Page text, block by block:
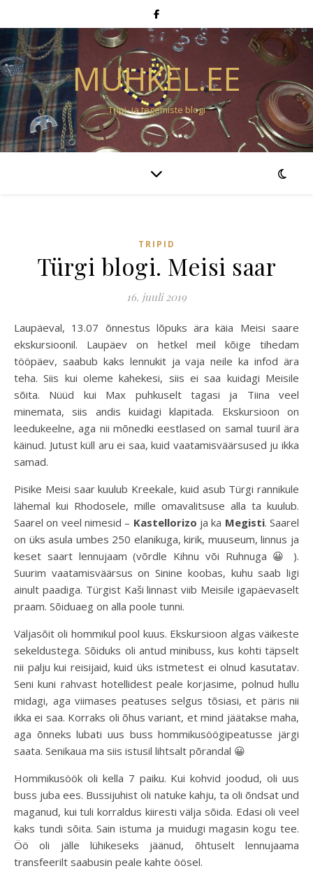
MUHKEL.EE
Tripi- ja tegemiste blogi
TRIPID
Türgi blogi. Meisi saar
16. juuli 2019
Laupäeval, 13.07 õnnestus lõpuks ära käia Meisi saare
ekskursioonil. Laupäev on hetkel meil kõige tihedam
tööpäev, saabub kaks lennukit ja vaja neile ka infod ära
teha. Siis kui oleme kahekesi, siis ei saa kuidagi Meisile
sõita. Nüüd kui Max puhkuselt tagasi ja Tiina veel
minemata, siis andis kuidagi klapitada. Ekskursioon on
leedukeelne, aga nii mõnedki eestlased on samal tuuril ära
käinud. Jutust küll aru ei saa, kuid vaatamisväärsused ju ikka
samad.
Pisike Meisi saar kuulub Kreekale, kuid asub Türgi rannikule
lähemal kui Rhodosele, mille omavalitsuse alla ta kuulub.
Saarel on veel nimesid – Kastellorizo ja ka Megisti. Saarel
on üks asula umbes 250 elanikuga, kirik, muuseum, linnus ja
keset saart lennujaam (võrdle Kihnu või Ruhnuga 😀 ).
Suurim vaatamisväärsus on Sinine koobas, kuhu saab ligi
ainult paadiga. Türgist Kaši linnast viib Meisile igapäevaselt
praam. Sõiduaeg on alla poole tunni.
Väljasõit oli hommikul pool kuus. Ekskursioon algas väikeste
sekeldustega. Sõiduks oli antud minibuss, kus kohti täpselt
nii palju kui reisijaid, kuid üks istmetest ei olnud kasutatav.
Seni kuni rahvast hotellidest peale korjasime, polnud hullu
midagi, aga viimases peatuses selgus tõsiasi, et päris nii
ikka ei saa. Korraks oli õhus variant, et mind jäätakse maha,
aga õnneks lubati uus buss hommikusöögipeatusse järgi
saata. Senikaua ma siis istusil lihtsalt põrandal 😀
Hommikusöök oli kella 7 paiku. Kui kohvid joodud, oli uus
buss juba ees. Bussijuhist oli natuke kahju, ta oli õndsat und
maganud, kui tuli korraldus kiiresti välja sõida. Edasi oli veel
kaks tundi sõita. Sain istuma ja muidugi magasin kogu tee.
Öö oli jälle lühikeseks jäänud, õhtuselt lennujaama
transfeerilt saabusin peale kahte öösel.